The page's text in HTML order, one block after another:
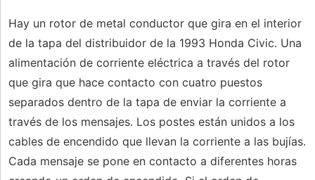
Hay un rotor de metal conductor que gira en el interior
de la tapa del distribuidor de la 1993 Honda Civic. Una
alimentación de corriente eléctrica a través del rotor
que gira que hace contacto con cuatro puestos
separados dentro de la tapa de enviar la corriente a
través de los mensajes. Los postes están unidos a los
cables de encendido que llevan la corriente a las bujías.
Cada mensaje se pone en contacto a diferentes horas